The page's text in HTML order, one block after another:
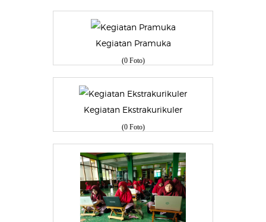
Kegiatan Pramuka
(0 Foto)
Kegiatan Ekstrakurikuler
(0 Foto)